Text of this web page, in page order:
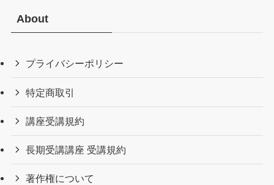
About
プライバシーポリシー
特定商取引
講座受講規約
長期受講講座 受講規約
著作権について